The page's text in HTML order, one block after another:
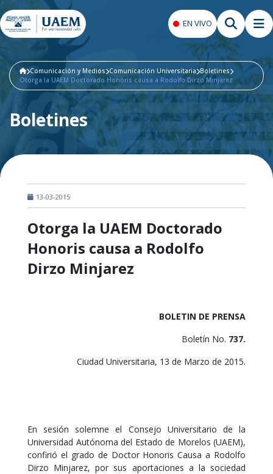
EN VIVO
Comunicación y Medios Comunicación Universitaria Boletines
Otorga la UAEM Doctorado Honoris causa a Rodolfo Dirzo Minjarez
Boletines
13-03-2015
Otorga la UAEM Doctorado
Honoris causa a Rodolfo
Dirzo Minjarez
BOLETIN DE PRENSA
Boletín No. 737.
Ciudad Universitaria, 13 de Marzo de 2015.
En sesión solemne el Consejo Universitario de la
Universidad Autónoma del Estado de Morelos (UAEM),
confirió el grado de Doctor Honoris Causa a Rodolfo
Dirzo Minjarez, por sus aportaciones a la sociedad